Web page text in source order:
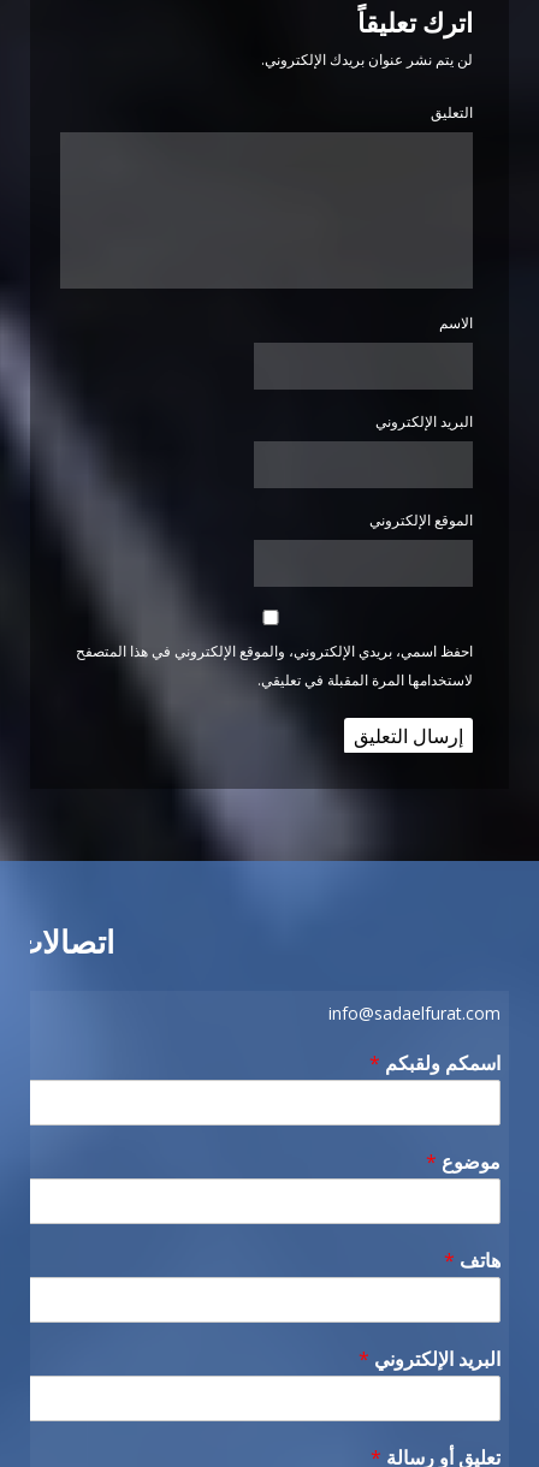
اترك تعليقاً
لن يتم نشر عنوان بريدك الإلكتروني.
التعليق
الاسم
البريد الإلكتروني
الموقع الإلكتروني
احفظ اسمي، بريدي الإلكتروني، والموقع الإلكتروني في هذا المتصفح
لاستخدامها المرة المقبلة في تعليقي.
اتصالات
info@sadaelfurat.com
اسمكم ولقبكم *
موضوع *
هاتف *
البريد الإلكتروني *
تعليق أو رسالة *